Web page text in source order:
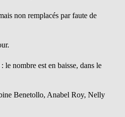
non remplacés par faute de
: le nombre est en baisse, dans le
Benetollo, Anabel Roy, Nelly